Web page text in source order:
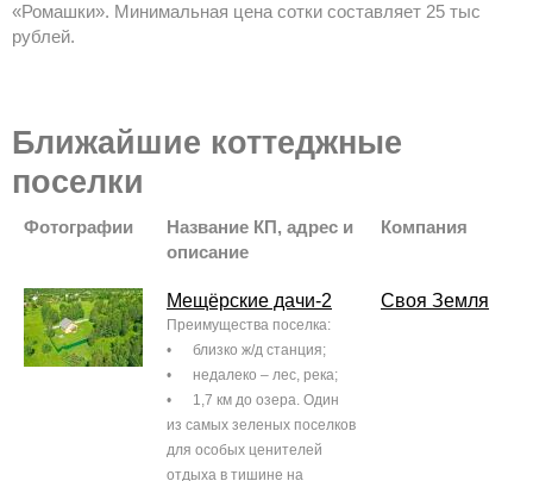
«Ромашки». Минимальная цена сотки составляет 25 тыс
рублей.
Ближайшие коттеджные
поселки
Фотографии
Название КП, адрес и
описание
Компания
Мещёрские дачи-2
Преимущества поселка:
• близко ж/д станция;
• недалеко – лес, река;
• 1,7 км до озера. Один
из самых зеленых поселков
для особых ценителей
отдыха в тишине на
Своя Земля